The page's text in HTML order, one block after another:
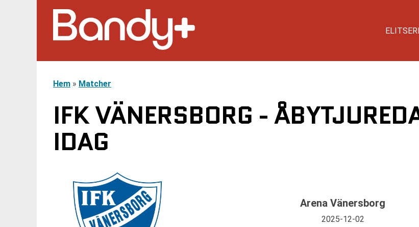
Hem » Matcher
IFK VÄNERSBORG -
IDAG
Arena Vänersborg
2025-12-02